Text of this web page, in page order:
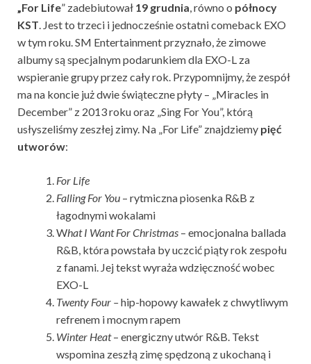
„For Life” zadebiutował 19 grudnia, równo o północy
KST. Jest to trzeci i jednocześnie ostatni comeback EXO
w tym roku. SM Entertainment przyznało, że zimowe
albumy są specjalnym podarunkiem dla EXO-L za
wspieranie grupy przez cały rok. Przypomnijmy, że zespół
ma na koncie już dwie świąteczne płyty – „Miracles in
December” z 2013 roku oraz „Sing For You”, którą
usłyszeliśmy zeszłej zimy. Na „For Life” znajdziemy pięć
utworów:
For Life
Falling For You – rytmiczna piosenka R&B z
łagodnymi wokalami
What I Want For Christmas – emocjonalna ballada
R&B, która powstała by uczcić piąty rok zespołu
z fanami. Jej tekst wyraża wdzięczność wobec
EXO-L
Twenty Four –hip-hopowy kawałek z chwytliwym
refrenem i mocnym rapem
Winter Heat– energiczny utwór R&B. Tekst
wspomina zeszłą zimę spędzoną z ukochaną i